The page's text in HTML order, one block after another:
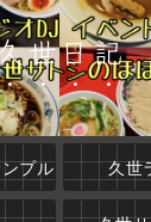
世日記
プル 久世